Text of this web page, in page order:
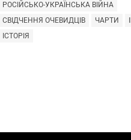
РОСІЙСЬКО-УКРАЇНСЬКА ВІЙНА
СВІДЧЕННЯ ОЧЕВИДЦІВ
ЧАРТИ
ІСТОРІЯ